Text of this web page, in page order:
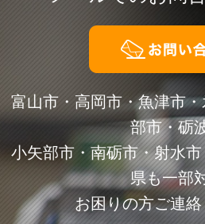
富山市・高岡市・魚津市
部市・砺
小矢部市・南砺市・射水
県も一部
お困りの方ご連